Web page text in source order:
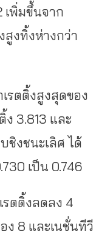
เพิ่มขึ้นจาก
สูงทิ้งห่างกว่า
รตติ้งสูงสุดของ
ง 3.813 และ
ชิงชนะเลิศ ได้
เป็น 0.746
รตติ้งลดลง 4
ง 8 และเนชั่นทีวี